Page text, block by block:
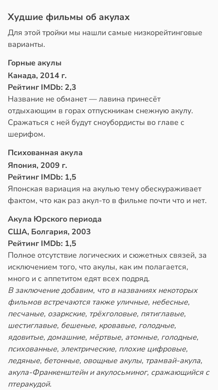
Худшие фильмы об акулах
Для этой тройки мы нашли самые низкорейтинговые
варианты.
Горные акулы
Канада, 2014 г.
Рейтинг IMDb: 2,3
Название не обманет — лавина принесёт
отдыхающим в горах отпускникам снежную акулу.
Сражаться с ней будут сноубордисты во главе с
шерифом.
Психованная акула
Япония, 2009 г.
Рейтинг IMDb: 1,5
Японская вариация на акулью тему обескураживает
фактом, что как раз акул-то в фильме почти что и нет.
Акула Юрского периода
США, Болгария, 2003
Рейтинг IMDb: 1,5
Полное отсутствие логических и сюжетных связей, за
исключением того, что акулы, как им полагается,
много и с аппетитом едят всех подряд.
В заключение добавим, что в названиях некоторых
фильмов встречаются также уличные, небесные,
песчаные, озаркские, трёхголовые, пятиглавые,
шестиглавые, бешеные, кровавые, голодные,
ядовитые, домашние, мёртвые, атомные, голодные,
психованные, электрические, плохие цифровые,
ледяные, бетонные, овощные акулы, трамвай-акула,
акула-Франкенштейн и акулосьминог, сражающийся с
птеракудой.